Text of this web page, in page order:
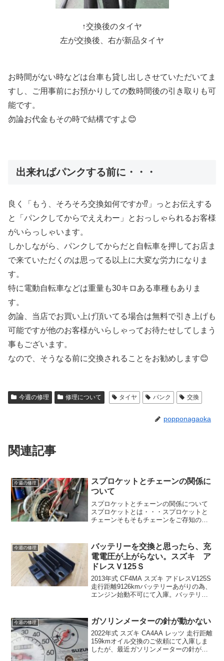
↑交換後のタイヤ
左が交換後、右が新品タイヤ
お時間がない時などは台車も貸し出しさせていただいてま
すし、ご用事前にお預かりしての数時間後の引き取りも可
能です。
勿論お代金もその時で結構ですよ😊
出来ればパンクする前に・・・
良く「もう、そろそろ交換如何ですか⁉️」っとお伝えする
と「パンクしてからでええわー」とおっしゃられるお客様
がいらっしゃいます。
しかしながら、パンクしてからだと自転車を押してお店ま
で来ていただくのは思ってる以上に大変な労力になりま
す。
特に電動自転車などは重量も30キロある車種もありま
す。
勿論、当店でお買い上げ頂いてる場合は無料で引き上げも
可能ですが他のお客様がいらしゃってお待たせしてしまう
事もございます。
なので、そうなる前に交換されることをお勧めします😊
今週の修理 修理について タイヤ パンク 交換
popponagaoka
関連記事
今週の修理
スプロケットとチェーンの関係に
ついて
スプロケットとチェーンの関係について
スプロケットとは・・・スプロケットと
チェーンそもそもチェーンをご存知の方
で、ご説明から😊自転車は人力で進むの
にペダルを漕いで動力をペダ...
今週の修理
バッテリーを交換と思ったら、充
電電圧が上がらない。スズキ ア
ドレスＶ125Ｓ
2013年式 CF4MA スズキ アドレスV125S
走行距離9126kmバッテリーあがりの為、
エンジン始動不可にて入庫。バッテリー
離6052kmの時点で交換していま...
今週の修理 ガソリンメーターの針が動かない
2022年式 スズキ CA4AA レッツ 走行距離
159kmオイル交換のご依頼にて入庫しま
したが、最近ガソリンメーターの針がう